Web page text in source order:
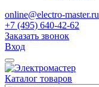
online@electro-master.ru
+7 (495) 640-42-62
Заказать звонок
Вход
Каталог товаров